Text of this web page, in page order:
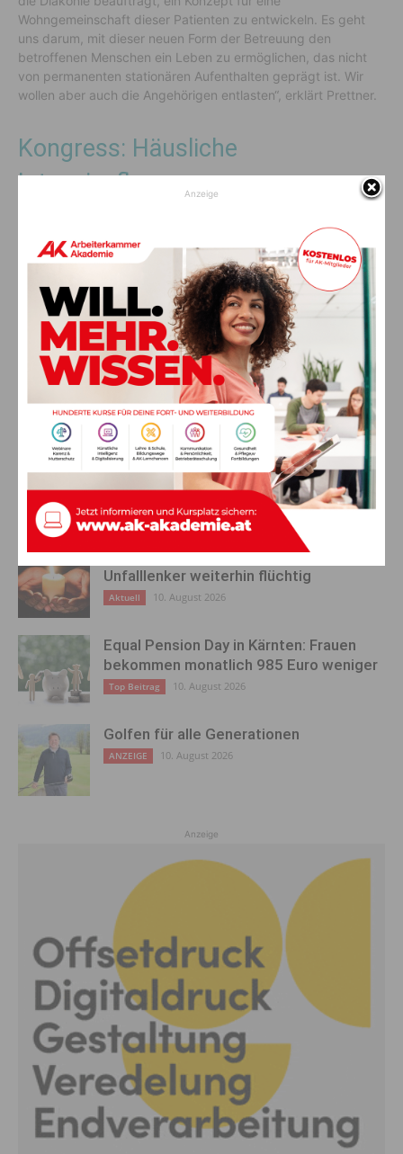
Wohngemeinschaft dieser Patienten zu entwickeln. Es geht
uns darum, mit dieser neuen Form der Betreuung den
betroffenen Menschen ein Leben zu ermöglichen, das nicht
von permanenten stationären Aufenthalten geprägt ist. Wir
wollen aber auch die Angehörigen entlasten“, erklärt Prettner.
Kongress: Häusliche
Intensivpflege
Der Kongress #whocares2024 wird von Cura Plus, Österreichs
größtem Anbieter von häuslicher Intensivpflege, veranstaltet.
Cura Plus ist auch Vertragspartner für die Betreuung
häuslicher Intensivpatientinnen und -patienten in Kärnten.
Vorheriger Artikel
Internationaler Frauentag: 04.
März 2024 AMS Kärnten und
gemeinsam mobil für
Gleichstellung
Schüsse am Weissensee
alarmierten Cobra
AKTUELLES
Fußgänger (20) tödlich verletzt –
Unfalllenker weiterhin flüchtig
Aktuell 10. August 2026
Equal Pension Day in Kärnten: Frauen
bekommen monatlich 985 Euro weniger
Top Beitrag 10. August 2026
Golfen für alle Generationen
ANZEIGE 10. August 2026
Anzeige
Anzeige